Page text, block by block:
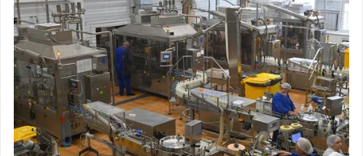
в трудоустройстве
заявку и мы подберем вам доступные варианты
в интересующей вас локации
Ваше имя